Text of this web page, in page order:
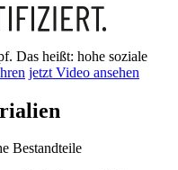
Das heißt: hohe soziale
jetzt Video ansehen
Bestandteile